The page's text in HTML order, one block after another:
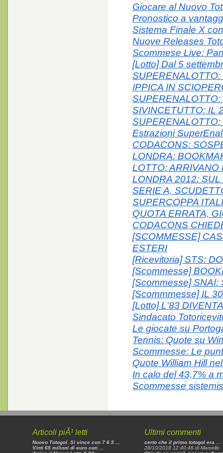
Giocare al Nuovo
Pronostico a
Sistema Finale X
Nuove Releases
Scommese Live:
[Lotto] Dal 5
IPPICA IN
SIVINCETUTTO: IL
Estrazioni
CODACONS:
LONDRA:
LOTTO:
LONDRA 2012:
SERIE A,
SUPERCOPPA
QUOTA ERRATA,
CODACONS
[SCOMMESSE]
ESTERI
[Ricevitoria] STS:
[Scommesse]
[Scommesse] SNAI:
[Scommmesse] IL
[Lotto] L'83
Sindacato
Le giocate su
Tennis: Quote su
Scommesse: Le
Quote William Hill
In calo del 43,7% a
Scommesse
Articoli piÃ¹ letti
Nuovo Totogol. Si vince con 7 6 5 ...
Vinti 65 milioni di euro con ...
Ultimi commenti
certo che il primo totogol era ...
28/10/2018 12:40:46 di Marcello